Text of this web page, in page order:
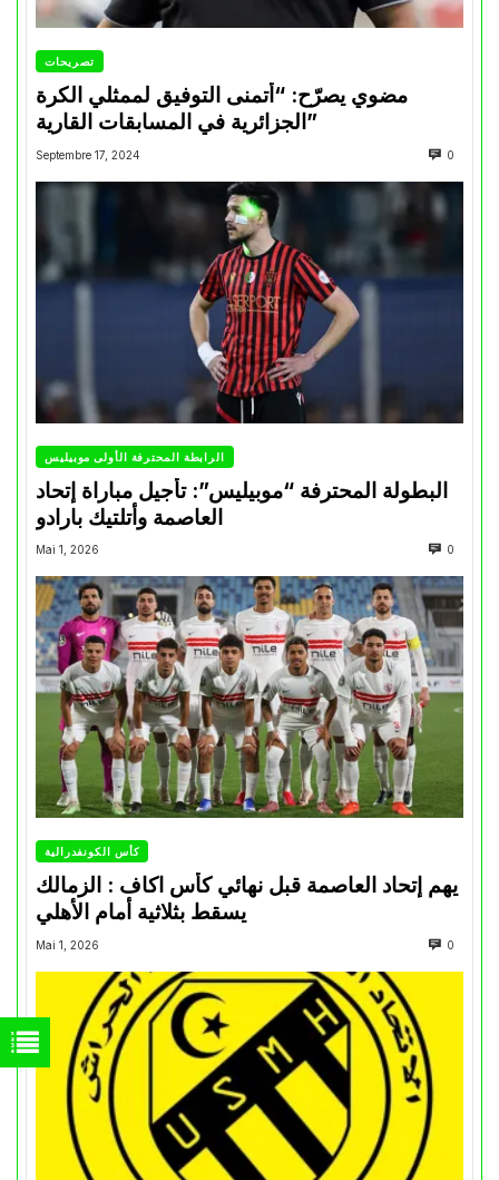
تصريحات
مضوي يصرّح: “أتمنى التوفيق لممثلي الكرة
الجزائرية في المسابقات القارية”
Septembre 17, 2024 0
الرابطة المحترفة الأولى موبيليس
البطولة المحترفة “موبيليس”: تأجيل مباراة إتحاد
العاصمة وأتلتيك بارادو
Mai 1, 2026 0
كأس الكونفدرالية
يهم إتحاد العاصمة قبل نهائي كأس اكاف : الزمالك
Mai 1, 2026 0